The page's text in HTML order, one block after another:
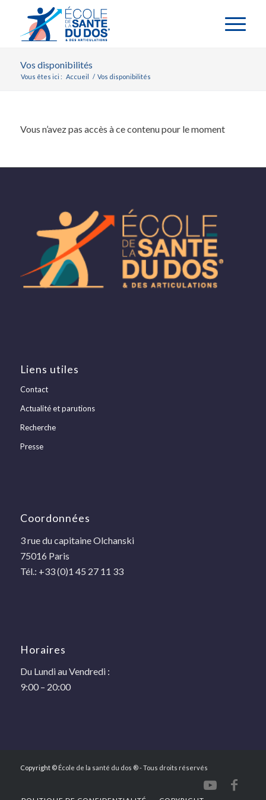
Vos disponibilités
Vous êtes ici : Accueil / Vos disponibilités
Vous n’avez pas accès à ce contenu pour le moment
Liens utiles
Contact
Actualité et parutions
Recherche
Presse
Coordonnées
3 rue du capitaine Olchanski
75016 Paris
Tél.: +33 (0)1 45 27 11 33
Horaires
Du Lundi au Vendredi :
9:00 – 20:00
Copyright ©École de la santé du dos ® - Tous droits réservés